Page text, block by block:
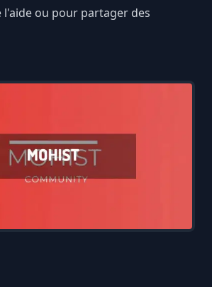
l'aide ou pour partager des